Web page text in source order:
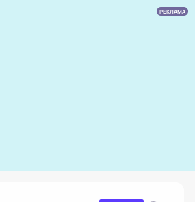
РЕКЛАМА